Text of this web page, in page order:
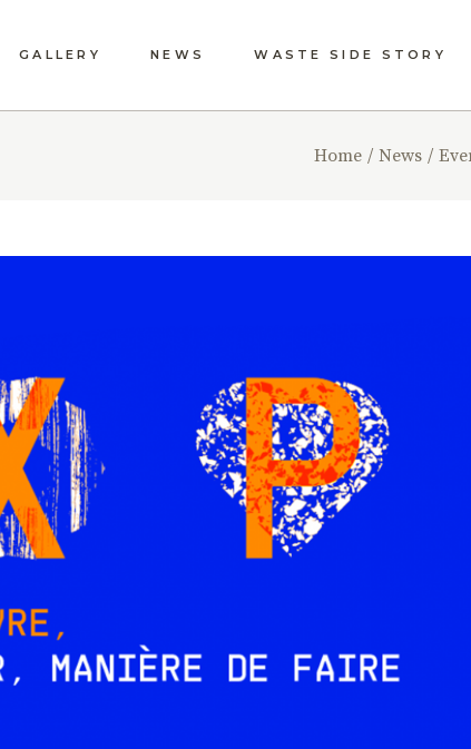
GALLERY NEWS WASTE SIDE STORY
SEEDS OF MEANING
Home News